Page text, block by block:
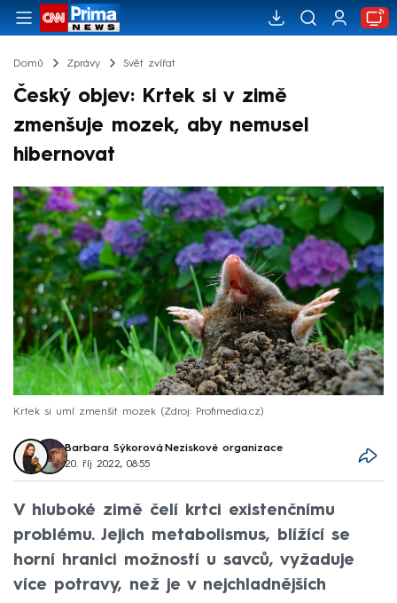
Domů Zprávy Svět zvířat
Český objev: Krtek si v zimě
zmenšuje mozek, aby nemusel
hibernovat
Krtek si umí zmenšit mozek Zdroj: Profimedia.cz
Barbara Sýkorová, Neziskové organizace
20. říj 2022, 08:55
V hluboké zimě čelí krtci existenčnímu
problému. Jejich metabolismus, blížící se
horní hranici možností u savců, vyžaduje
více potravy, než je v nejchladnějších